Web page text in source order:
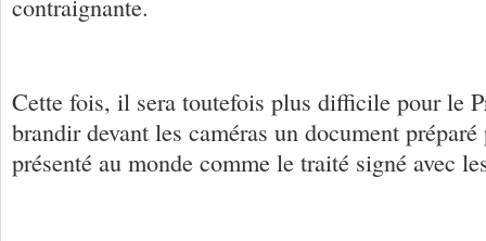
contraignante.
Cette fois, il sera toutefois plus difficile pour le
brandir devant les caméras un document
présenté au monde comme le traité signé avec